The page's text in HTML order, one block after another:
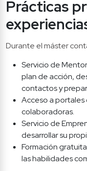
Prácticas
Durante el máster
Servicio de
plan de acción,
contactos y
Acceso a
colaboradoras.
Servicio de
desarrollar su
Formación
las habilidades